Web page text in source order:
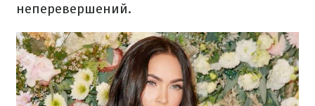
неперевершений.